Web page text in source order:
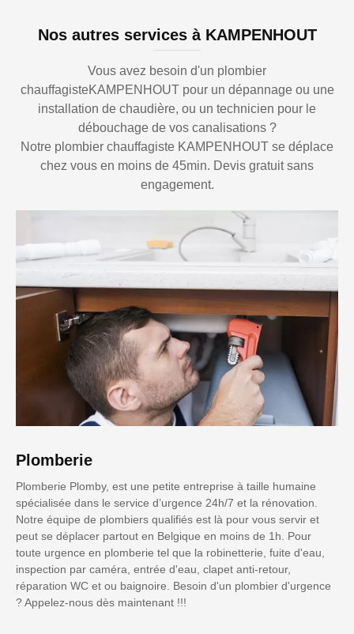
Nos autres services à KAMPENHOUT
Vous avez besoin d'un plombier
chauffagisteKAMPENHOUT pour un dépannage ou une
installation de chaudière, ou un technicien pour le
débouchage de vos canalisations ?
Notre plombier chauffagiste KAMPENHOUT se déplace
chez vous en moins de 45min. Devis gratuit sans
engagement.
Plomberie
Plomberie Plomby, est une petite entreprise à taille humaine
spécialisée dans le service d’urgence 24h/7 et la rénovation.
Notre équipe de plombiers qualifiés est là pour vous servir et
peut se déplacer partout en Belgique en moins de 1h. Pour
toute urgence en plomberie tel que la robinetterie, fuite d'eau,
inspection par caméra, entrée d'eau, clapet anti-retour,
réparation WC et ou baignoire. Besoin d'un plombier d'urgence
? Appelez-nous dès maintenant !!!